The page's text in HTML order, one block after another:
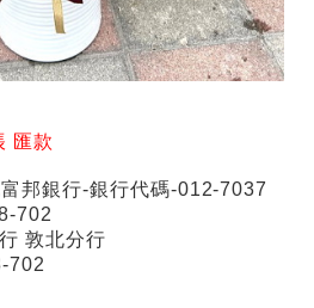
匯款
邦銀行-銀行代碼-012-7037
702
敦北分行
702